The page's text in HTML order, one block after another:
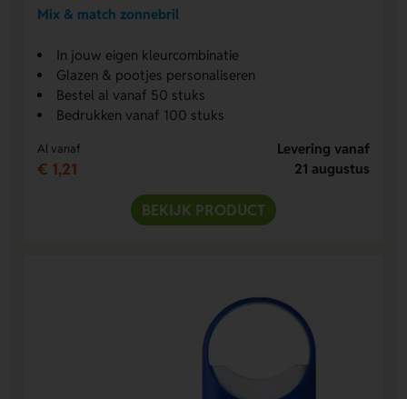
Mix & match zonnebril
In jouw eigen kleurcombinatie
Glazen & pootjes personaliseren
Bestel al vanaf 50 stuks
Bedrukken vanaf 100 stuks
Al vanaf
€ 1,21
Levering vanaf
21 augustus
BEKIJK PRODUCT